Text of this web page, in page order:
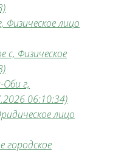
лицо
с, Физическое
г,
06:10:34)
лицо
городское